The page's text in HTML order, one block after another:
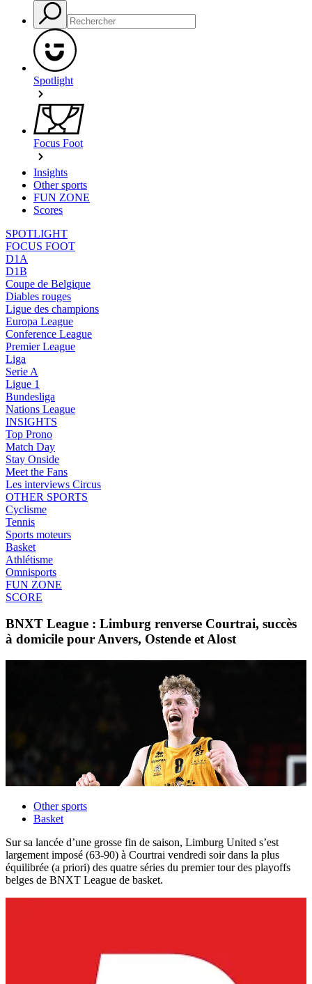
Spotlight
Focus Foot
Insights
Other sports
FUN ZONE
Scores
SPOTLIGHT
FOCUS FOOT
D1A
D1B
Coupe de Belgique
Diables rouges
Ligue des champions
Europa League
Conference League
Premier League
Liga
Serie A
Ligue 1
Bundesliga
Nations League
INSIGHTS
Top Prono
Match Day
Stay Onside
Meet the Fans
Les interviews Circus
OTHER SPORTS
Cyclisme
Tennis
Sports moteurs
Basket
Athlétisme
Omnisports
FUN ZONE
SCORE
BNXT League : Limburg renverse Courtrai, succès
à domicile pour Anvers, Ostende et Alost
Other sports
Basket
Sur sa lancée d’une grosse fin de saison, Limburg United s’est
largement imposé (63-90) à Courtrai vendredi soir dans la plus
équilibrée (a priori) des quatre séries du premier tour des playoffs
belges de BNXT League de basket.